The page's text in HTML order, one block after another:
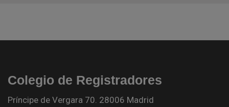
Colegio de Registradores
Príncipe de Vergara 70. 28006 Madrid